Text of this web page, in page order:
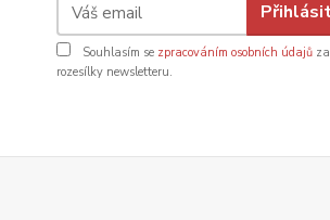
Souhlasím se zpracováním osobních údajů
rozesílky newsletteru.